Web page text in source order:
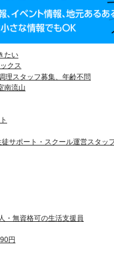
たい
クス
理スタッフ募集、年齢不問
南流山
サポート・スクール運営スタッ
・無資格可の生活支援員
円